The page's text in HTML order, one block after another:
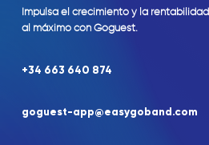
Impulsa el crecimiento y la rentabilidad
al máximo con Goguest.
+34 663 640 874
goguest-app@easygoband.com